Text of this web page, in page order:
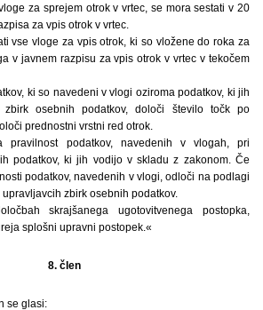
za sprejem otrok v vrtec, se mora sestati v 20
za vpis otrok v vrtec.
vse vloge za vpis otrok, ki so vložene do roka za
v javnem razpisu za vpis otrok v vrtec v tekočem
ki so navedeni v vlogi oziroma podatkov, ki jih
osebnih podatkov, določi število točk po
prednostni vrstni red otrok.
pravilnost podatkov, navedenih v vlogah, pri
podatkov, ki jih vodijo v skladu z zakonom. Če
podatkov, navedenih v vlogi, odloči na podlagi
zbirk osebnih podatkov.
skrajšanega ugotovitvenega postopka,
splošni upravni postopek.«
8. člen
se glasi: